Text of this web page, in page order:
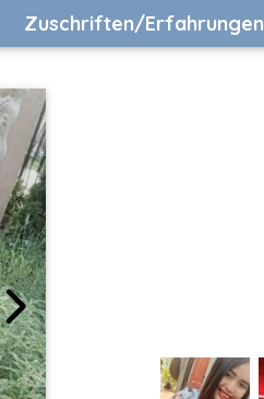
Zuschriften/Erfahrungen